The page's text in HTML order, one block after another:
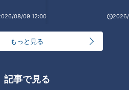
08/09 12:00
もっと見る
記事で見る
ドラゴンズ黄金期を支えた個の
力と10%の底上げの裏にあった